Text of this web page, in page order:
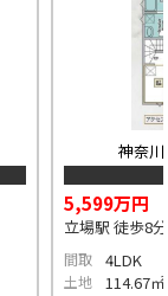
神奈
5,599万円
立場駅 徒歩8分
間取 4LDK
土地 114.67㎡